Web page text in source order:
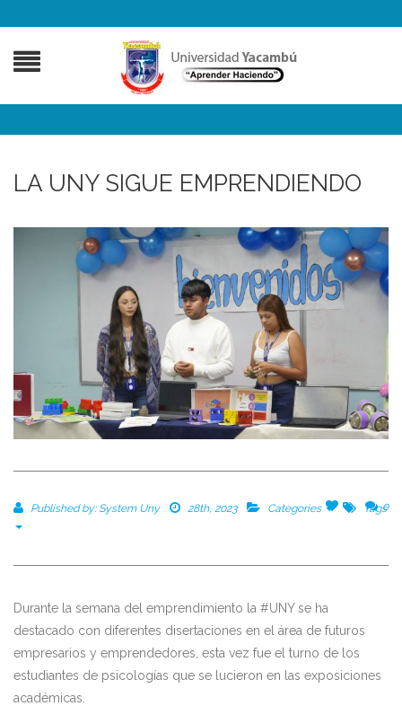
LA UNY SIGUE EMPRENDIENDO
Published by: System Uny 28th, 2023 Categories Tags0
0
Durante la semana del emprendimiento la #UNY se ha
destacado con diferentes disertaciones en el área de futuros
empresarios y emprendedores esta vez fue el turno de los
estudiantes de psicologías que se lucieron en las exposiciones
académicas.